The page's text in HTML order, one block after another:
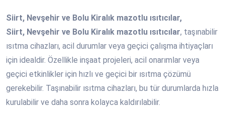
Siirt, Nevşehir ve Bolu Kiralık mazotlu ısıtıcılar,
Siirt, Nevşehir ve Bolu Kiralık mazotlu ısıtıcılar, taşınabilir
ısıtma cihazları, acil durumlar veya geçici çalışma ihtiyaçları
için idealdir. Özellikle inşaat projeleri, acil onarımlar veya
geçici etkinlikler için hızlı ve geçici bir ısıtma çözümü
gerekebilir. Taşınabilir ısıtma cihazları, bu tür durumlarda hızla
kurulabilir ve daha sonra kolayca kaldırılabilir.